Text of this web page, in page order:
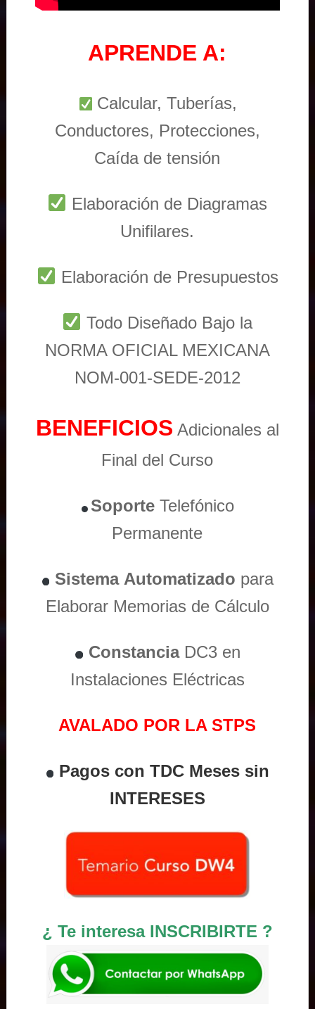
APRENDE A:
Calcular, Tuberías,
Conductores, Protecciones,
Caída de tensión
Elaboración de Diagramas
Unifilares.
Elaboración de Presupuestos
Todo Diseñado Bajo la
NORMA OFICIAL MEXICANA
NOM-001-SEDE-2012
BENEFICIOS Adicionales al
Final del Curso
Soporte Telefónico
Permanente
Sistema Automatizado para
Elaborar Memorias de Cálculo
ConstanciaDC3 en
Instalaciones Eléctricas
AVALADO POR LA STPS
Pagos con TDC Meses sin
INTERESES
¿ Te interesa INSCRIBIRTE ?